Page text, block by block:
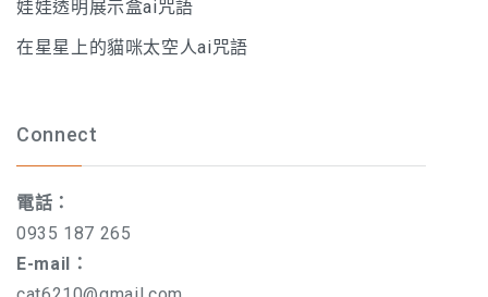
娃娃透明展示盒ai咒語
在星星上的貓咪太空人ai咒語
Connect
電話：
0935 187 265
E-mail：